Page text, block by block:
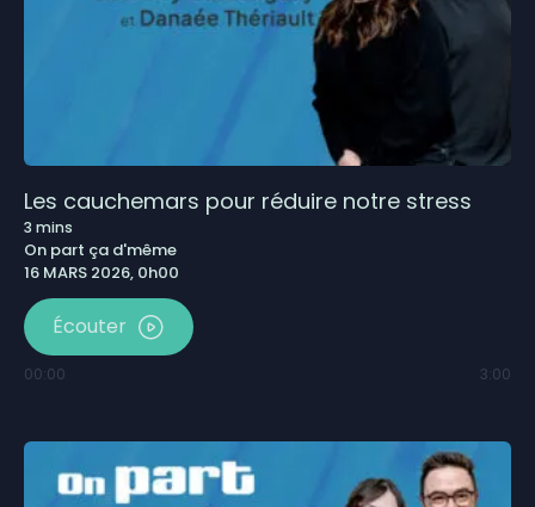
Les cauchemars pour réduire notre stress
3 mins
On part ça d'même
16 MARS 2026, 0h00
Écouter
00:00 3:00